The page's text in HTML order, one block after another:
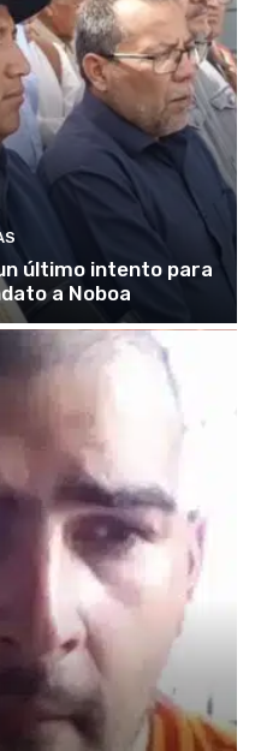
último intento para
a Noboa